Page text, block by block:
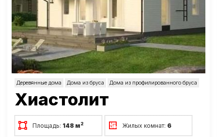
Деревянные дома Дома из бруса Дома из профилированного бруса
Хиастолит
Площадь: 148 м2 Жилых комнат: 6